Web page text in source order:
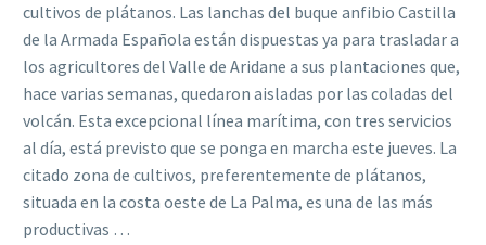
cultivos de plátanos. Las lanchas del buque anfibio Castilla
de la Armada Española están dispuestas ya para trasladar a
los agricultores del Valle de Aridane a sus plantaciones que,
hace varias semanas, quedaron aisladas por las coladas del
volcán. Esta excepcional línea marítima, con tres servicios
al día, está previsto que se ponga en marcha este jueves. La
citado zona de cultivos, preferentemente de plátanos,
situada en la costa oeste de La Palma, es una de las más
productivas …